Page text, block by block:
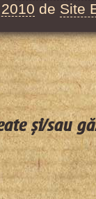
de Site
și/sau